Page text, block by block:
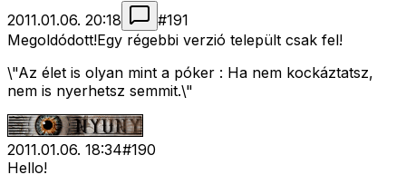
2011.01.06. 20:18 #191
Megoldódott!Egy régebbi verzió települt csak fel!
\"Az élet is olyan mint a póker : Ha nem kockáztatsz,
nem is nyerhetsz semmit.\"
2011.01.06. 18:34#190
Hello!